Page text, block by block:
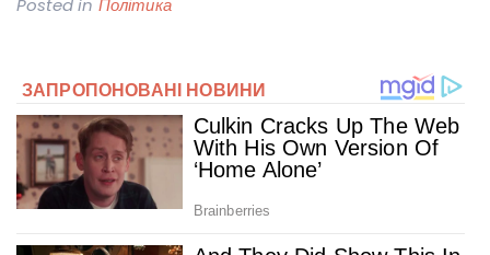
Posted in Політика